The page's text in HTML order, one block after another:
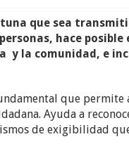
que sea
hace posible
y la comunidad, e
que permite
Ayuda a
de exigibilidad